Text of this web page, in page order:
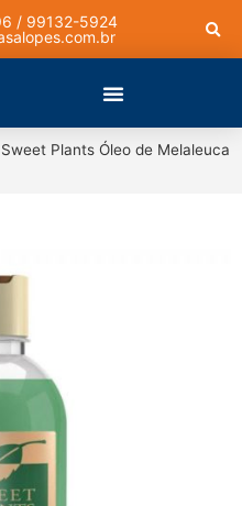
/ 99132-5924
Plants Óleo de Melaleuca